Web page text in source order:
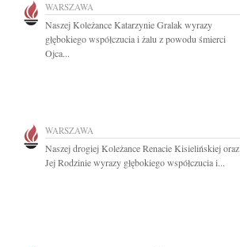
WARSZAWA
Naszej Koleżance Katarzynie Gralak wyrazy
głębokiego współczucia i żalu z powodu śmierci
Ojca...
WARSZAWA
Naszej drogiej Koleżance Renacie Kisielińskiej oraz
Jej Rodzinie wyrazy głębokiego współczucia i...